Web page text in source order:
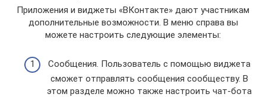
Приложения и виджеты «ВКонтакте» дают участникам
дополнительные возможности. В меню справа вы
можете настроить следующие элементы:
Сообщения. Пользователь с помощью виджета
сможет отправлять сообщения сообществу. В
этом разделе можно также настроить чат-бота